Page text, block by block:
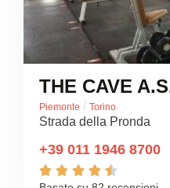
THE CAVE
Piemonte / Torino
Strada della Pronda
+39 011 1946 8700
    